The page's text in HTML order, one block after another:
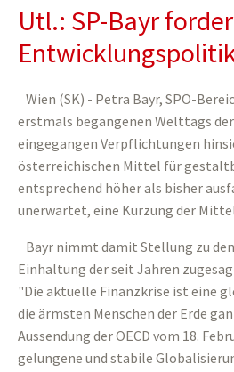
Utl.: SP-Bayr
Wien (SK) - Petra Bayr, SPÖ-
erstmals begangenen Welttags
eingegangen Verpflichtungen
österreichischen Mittel für
entsprechend höher als bisher
unerwartet, eine Kürzung der
Bayr nimmt damit Stellung zu
Einhaltung der seit Jahren
"Die aktuelle Finanzkrise ist eine
die ärmsten Menschen der Erde
Aussendung der OECD vom 18.
gelungene und stabile